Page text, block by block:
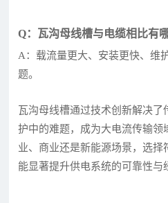
Q：瓦沟母线槽与电缆相比有
A：载流量更大、安装更快、维
题。
瓦沟母线槽通过技术创新解决
护中的难题，成为大电流传输领
业、商业还是新能源场景，选择
能显著提升供电系统的可靠性与